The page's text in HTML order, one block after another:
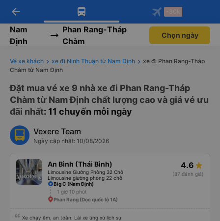
Tải app Vexere ngay!
Nhận ưu đãi thành viên độc
quyền
Mở app
Tải app Vexere
-30k/ghế khi đặt vé máy bay qua
app
Mở app
arrow_back -30k
Nam
Định
Phan Rang-Tháp
Chàm
Chọn ngày
Vé xe khách xe đi Ninh Thuận từ Nam Định
xe đi Phan Rang-Tháp
Chàm từ Nam Định
Đặt mua vé xe 9 nhà xe đi Phan Rang-Tháp
Chàm từ Nam Định chất lượng cao và giá vé ưu
đãi nhất: 11 chuyến mỗi ngày
Vexere Team
Ngày cập nhật: 10/08/2026
An Bình (Thái Bình)
Limousine Giường Phòng 32 Chỗ
Limousine giường phòng 22 chỗ
4.6
(87 đánh giá)
Big C (Nam Định)
1 giờ 10 phút
Phan Rang (Dọc quốc lộ 1A)
Xe chạy êm, an toàn. Lái xe ứng xử lịch sự